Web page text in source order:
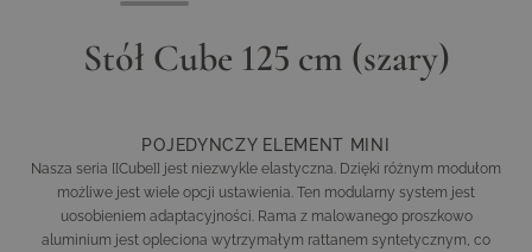
Stół Cube 125 cm (szary)
POJEDYNCZY ELEMENT MINI
Nasza seria [[Cube]] jest niezwykle elastyczna. Dzięki różnym modułom
możliwe jest wiele opcji ustawienia. Ten modularny system jest
uosobieniem adaptacyjności. Rama z malowanego proszkowo
aluminium jest opleciona wytrzymałym rattanem syntetycznym, co